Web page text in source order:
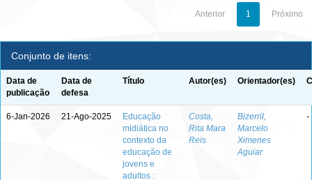
Anterior 1 Próximo
Conjunto de itens:
Data de
publicação
Data de
defesa
Título Autor(es) Orientador(es)
6-Jan-2026 21-Ago-2025
Educação
midiática no
contexto da
educação de
jovens e
adultos :
Costa,
Rita Mara
Reis
Bizerril,
Marcelo
Ximenes
Aguiar
-